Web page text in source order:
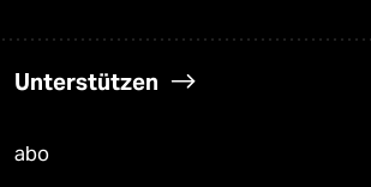
Unterstützen
abo